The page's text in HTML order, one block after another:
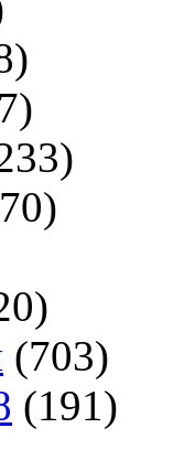
(703)
(191)